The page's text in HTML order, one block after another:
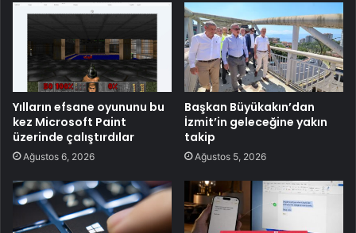
Yılların efsane oyununu bu
kez Microsoft Paint
üzerinde çalıştırdılar
Ağustos 6, 2026
Başkan Büyükakın’dan
İzmit’in geleceğine yakın
takip
Ağustos 5, 2026